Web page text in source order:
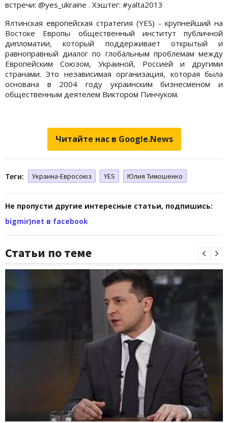
встречи: @yes_ukraine . Хэштег: #yalta2013
Ялтинская европейская стратегия (YES) - крупнейший на
Востоке Европы общественный институт публичной
дипломатии, который поддерживает открытый и
равноправный диалог по глобальным проблемам между
Европейским Союзом, Украиной, Россией и другими
странами. Это независимая организация, которая была
основана в 2004 году украинским бизнесменом и
общественным деятелем Виктором Пинчуком.
Читайте нас в Google.News
Теги: Украина-Евросоюз YES Юлия Тимошенко
Не пропусти другие интересные статьи, подпишись:
bigmir)net в facebook
Статьи по теме